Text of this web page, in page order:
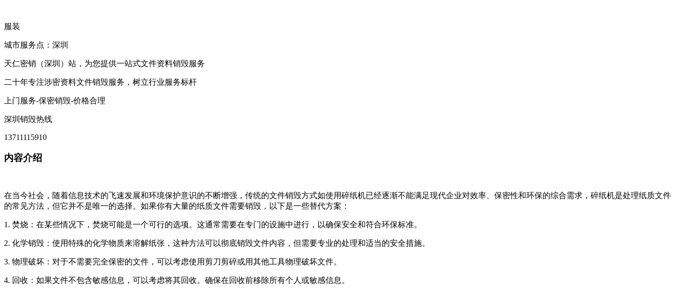
服装
城市服务点：深圳
天仁密销（深圳）站，为您提供一站式文件资料销毁服务
二十年专注涉密资料文件销毁服务，树立行业服务标杆
上门服务-保密销毁-价格合理
深圳销毁热线
13711115910
内容介绍
在当今社会，随着信息技术的飞速发展和环境保护意识的不断增强，传统的文件销毁方式如使用碎纸机已经逐渐不能满足现代企业对效率、保密性和环保的综合需求，碎纸机是处理纸质文件
的常见方法，但它并不是唯一的选择。如果你有大量的纸质文件需要销毁，以下是一些替代方案：
1. 焚烧：在某些情况下，焚烧可能是一个可行的选项。这通常需要在专门的设施中进行，以确保安全和符合环保标准。
2. 化学销毁：使用特殊的化学物质来溶解纸张，这种方法可以彻底销毁文件内容，但需要专业的处理和适当的安全措施。
3. 物理破坏：对于不需要完全保密的文件，可以考虑使用剪刀剪碎或用其他工具物理破坏文件。
4. 回收：如果文件不包含敏感信息，可以考虑将其回收。确保在回收前移除所有个人或敏感信息。